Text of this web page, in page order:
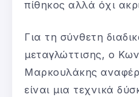
πίθηκος αλλά όχι
Για τη σύνθετη
μεταγλώττισης, ο
Μαρκουλάκης
είναι μια τεχνικά